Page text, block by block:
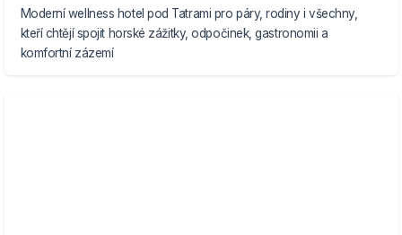
Moderní wellness hotel pod Tatrami pro páry, rodiny i všechny,
kteří chtějí spojit horské zážitky, odpočinek, gastronomii a
komfortní zázemí